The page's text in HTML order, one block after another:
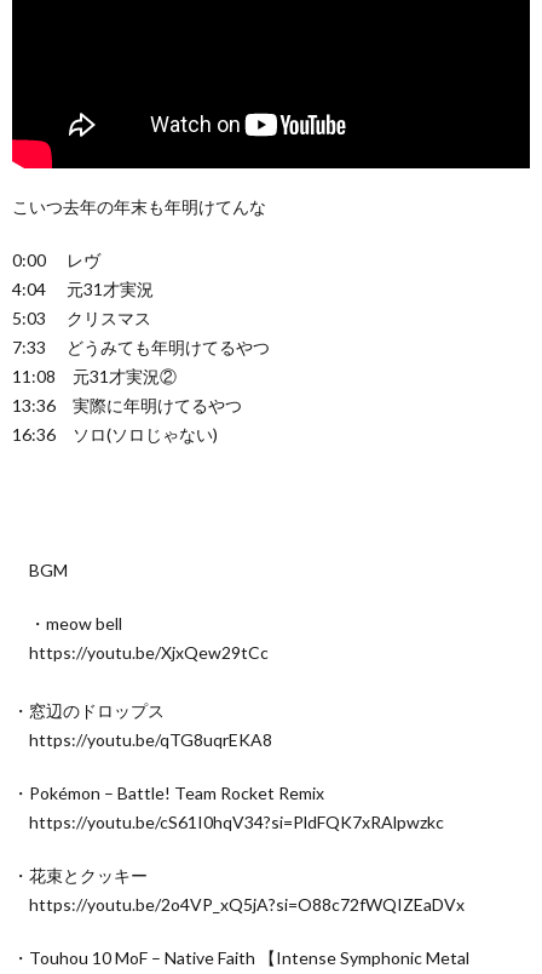
こいつ去年の年末も年明けてんな
0:00 レヴ
4:04 元31才実況
5:03 クリスマス
7:33 どうみても年明けてるやつ
11:08 元31才実況②
13:36 実際に年明けてるやつ
16:36 ソロ(ソロじゃない)
BGM
・meow bell
https://youtu.be/XjxQew29tCc
・窓辺のドロップス
https://youtu.be/qTG8uqrEKA8
・Pokémon – Battle! Team Rocket Remix
https://youtu.be/cS61I0hqV34?si=PldFQK7xRAlpwzkc
・花束とクッキー
https://youtu.be/2o4VP_xQ5jA?si=O88c72fWQIZEaDVx
・Touhou 10 MoF – Native Faith 【Intense Symphonic Metal